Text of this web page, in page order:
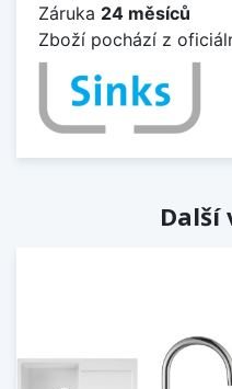
Záruka 24 měsíců
Zboží pochází z
Další